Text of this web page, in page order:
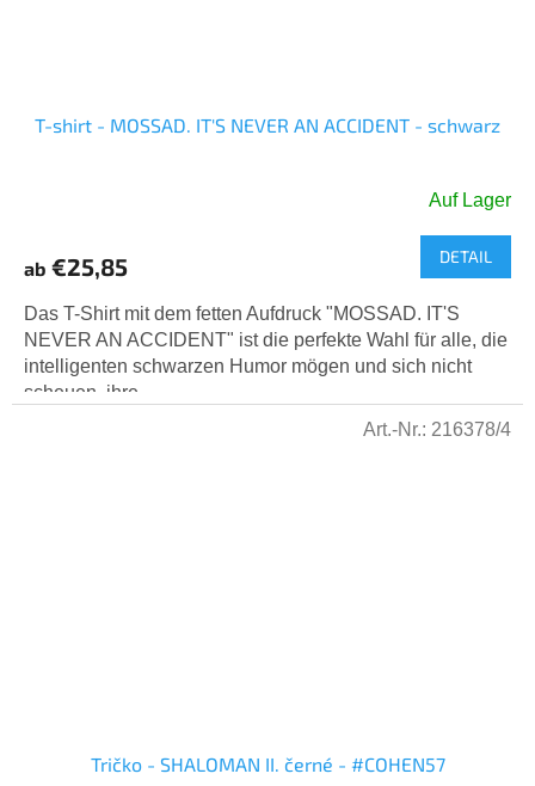
T-shirt - MOSSAD. IT'S NEVER AN ACCIDENT - schwarz
Auf Lager
ab €25,85 DETAIL
Das T-Shirt mit dem fetten Aufdruck "MOSSAD. IT'S
NEVER AN ACCIDENT" ist die perfekte Wahl für alle, die
intelligenten schwarzen Humor mögen und sich nicht
scheuen, ihre...
Tričko - SHALOMAN II. černé - #COHEN57
Art.-Nr.: 216378/4